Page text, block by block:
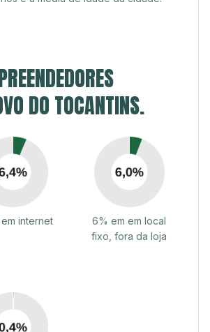
DO TOCANTINS.
internet
6% em em local
fixo, fora da loja